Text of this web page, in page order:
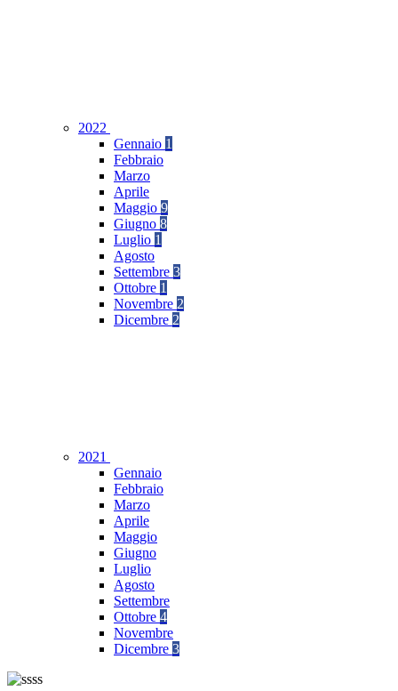
2022
Gennaio 1
Febbraio
Marzo
Aprile
Maggio 9
Giugno 8
Luglio 1
Agosto
Settembre 3
Ottobre 1
Novembre 2
Dicembre 2
2021
Gennaio
Febbraio
Marzo
Aprile
Maggio
Giugno
Luglio
Agosto
Settembre
Ottobre 4
Novembre
Dicembre 3